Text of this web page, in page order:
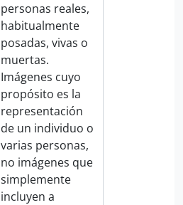
personas reales,
habitualmente
posadas, vivas o
muertas.
Imágenes cuyo
propósito es la
representación
de un individuo o
varias personas,
no imágenes que
simplemente
incluyen a